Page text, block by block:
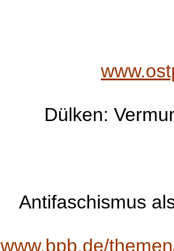
Dülken:
Antifaschismus
www.bpb.de/